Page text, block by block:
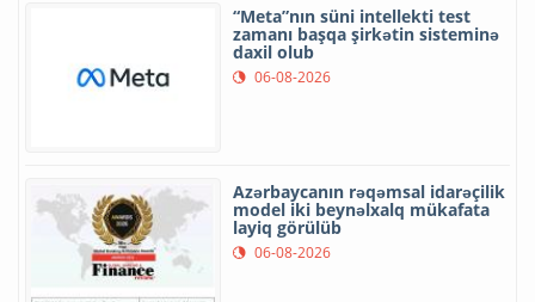
“Meta”nın süni intellekti test
zamanı başqa şirkətin sisteminə
daxil olub
06-08-2026
Azərbaycanın rəqəmsal idarəçilik
model iki beynəlxalq mükafata
layiq görülüb
06-08-2026